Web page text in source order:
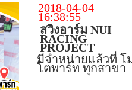
2018-04-04
16:38:55
สวิงอาร์ม NUI
RACING
PROJECT
มีจำหน่ายแล้วที่ โ
โตพาร์ท ทุกสาขา